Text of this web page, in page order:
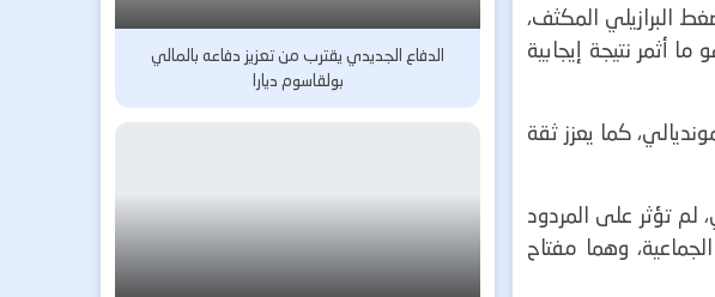
البرازيلي المكثف،
أثمر نتيجة إيجابية
كما يعزز ثقة
لم تؤثر على المردود
وهما مفتاح
الدفاع الجديدي يقترب من تعزيز دفاعه بالمالي
بولقاسوم ديارا